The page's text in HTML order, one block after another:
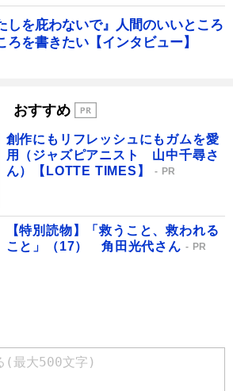
しを庇わないで』人間のいいところ
ろを書きたい【インタビュー】
おすすめ
創作にもリフレッシュにもガムを愛
用（ジャズピアニスト 山中千尋さ
ん）【LOTTE TIMES】
PR
【特別読物】「救うこと、救われる
こと」（17） 角田光代さん
PR